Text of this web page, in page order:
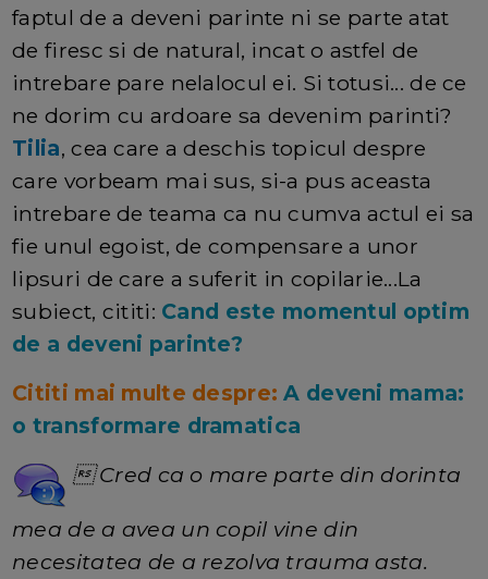
faptul de a deveni parinte ni se parte atat
de firesc si de natural, incat o astfel de
intrebare pare nelalocul ei. Si totusi... de ce
ne dorim cu ardoare sa devenim parinti?
Tilia, cea care a deschis topicul despre
care vorbeam mai sus, si-a pus aceasta
intrebare de teama ca nu cumva actul ei sa
fie unul egoist, de compensare a unor
lipsuri de care a suferit in copilarie...La
subiect, cititi: Cand este momentul optim
de a deveni parinte?
Cititi mai multe despre:A deveni mama:
o transformare dramatica
Cred ca o mare parte din dorinta
mea de a avea un copil vine din
necesitatea de a rezolva trauma asta.